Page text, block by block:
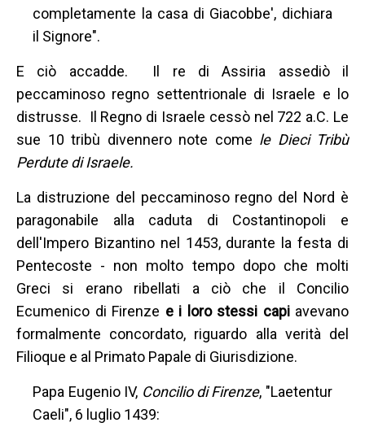
completamente la casa di Giacobbe', dichiara
il Signore".
E ciò accadde. Il re di Assiria assediò il
peccaminoso regno settentrionale di Israele e lo
distrusse. Il Regno di Israele cessò nel 722 a.C. Le
sue 10 tribù divennero note come le Dieci Tribù
Perdute di Israele.
La distruzione del peccaminoso regno del Nord è
paragonabile alla caduta di Costantinopoli e
dell'Impero Bizantino nel 1453, durante la festa di
Pentecoste - non molto tempo dopo che molti
Greci si erano ribellati a ciò che il Concilio
Ecumenico di Firenze e i loro stessi capi avevano
formalmente concordato, riguardo alla verità del
Filioque e al Primato Papale di Giurisdizione.
Papa Eugenio IV, Concilio di Firenze, "Laetentur
Caeli", 6 luglio 1439: